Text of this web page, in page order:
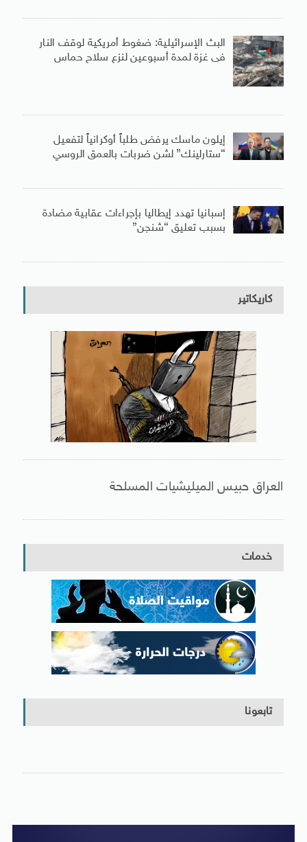
البث الإسرائيلية: ضغوط أمريكية لوقف النار
فى غزة لمدة أسبوعين لنزع سلاح حماس
إيلون ماسك يرفض طلباً أوكرانياً لتفعيل
“ستارلينك” لشن ضربات بالعمق الروسي
إسبانيا تهدد إيطاليا بإجراءات عقابية مضادة
بسبب تعليق “شنجن”
كاريكاتير
العراق حبيس الميليشيات المسلحة
خدمات
تابعونا